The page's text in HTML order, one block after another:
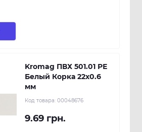
Kromag ПВХ 501.01 РЕ
Белый Корка 22х0.6
мм
Код товара: 00048676
9.69 грн.